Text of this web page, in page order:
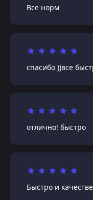
Все норм
спасибо ))все
отлично! быстро
Быстро и